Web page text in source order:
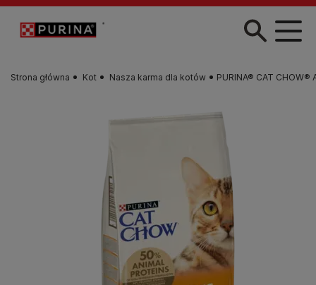
Przejdź do treści
Strona główna Kot Nasza karma dla kotów PURINA® CAT